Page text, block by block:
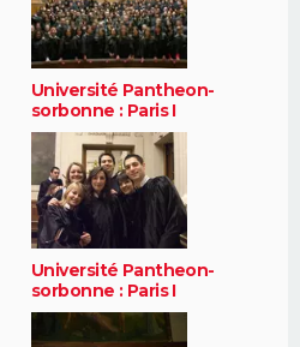
Université Pantheon-
sorbonne : Paris I
Université Pantheon-
sorbonne : Paris I